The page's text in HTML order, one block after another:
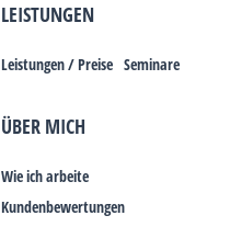
LEISTUNGEN
Leistungen / Preise Seminare
ÜBER MICH
Wie ich arbeite
Kundenbewertungen